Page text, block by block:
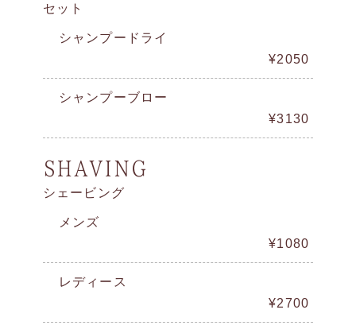
セット
シャンプードライ
¥2050
シャンプーブロー
¥3130
SHAVING
シェービング
メンズ
¥1080
レディース
¥2700